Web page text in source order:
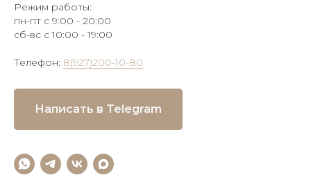
Режим работы:
пн-пт с 9:00 - 20:00
сб-вс с 10:00 - 19:00
Телефон: 8(927)200-10-80
Написать в Telegram